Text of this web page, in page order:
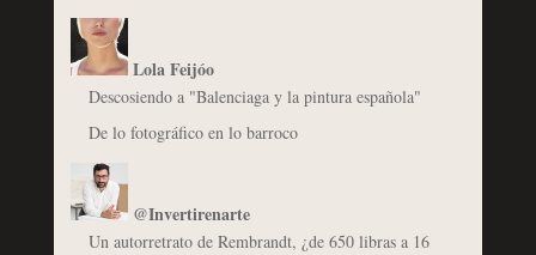
Lola Feijóo
Descosiendo a "Balenciaga y la pintura española"
De lo fotográfico en lo barroco
@Invertirenarte
Un autorretrato de Rembrandt, ¿de 650 libras a 16